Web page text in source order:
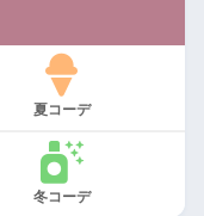
夏コーデ
冬コーデ